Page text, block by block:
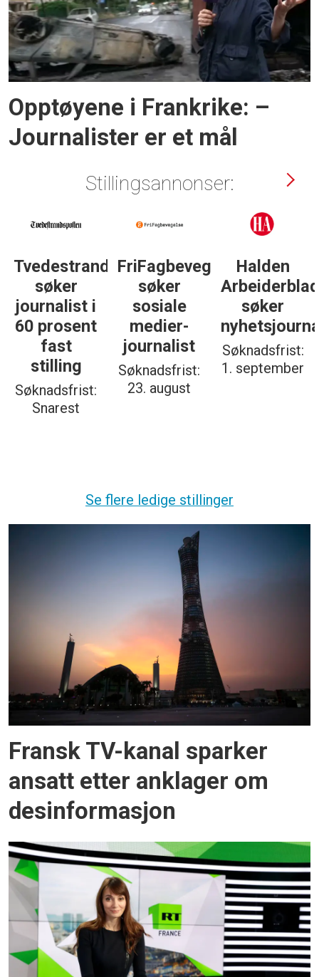
Opptøyene i Frankrike: –
Journalister er et mål
Stillingsannonser:
Halden
Arbeiderblad
søker
nyhetsjournalist
Søknadsfrist:
1. september
Støttegruppa
25. juni
søker
journalist
Søknadsfrist:
19. august
Journalist
med teft
for
digitale
spor? Bli
med på å
Se flere ledige stillinger
Fransk TV-kanal sparker
ansatt etter anklager om
desinformasjon